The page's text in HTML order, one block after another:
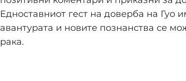
Едноставниот гест на доверба на Гуо
авантурата и новите познанства се
рака.